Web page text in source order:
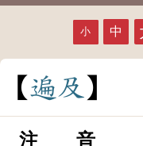
小 中
遍及
注 音